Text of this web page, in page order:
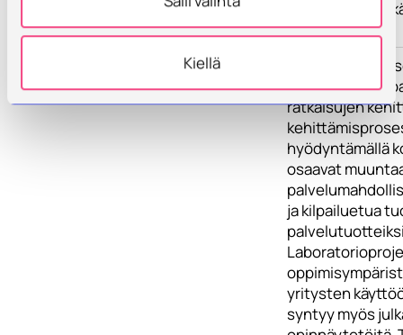
Kiellä
opetukseen
kehittämiseen.
Hankkeen
erityisesti IoT -
ratkaisujen
hyödyntämällä
osaavat
ja kilpailuetua
yritysten
syntyy myös